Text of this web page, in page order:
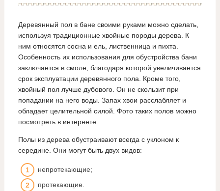
Деревянный пол в бане своими руками можно сделать,
используя традиционные хвойные породы дерева. К
ним относятся сосна и ель, лиственница и пихта.
Особенность их использования для обустройства бани
заключается в смоле, благодаря которой увеличивается
срок эксплуатации деревянного пола. Кроме того,
хвойный пол лучше дубового. Он не скользит при
попадании на него воды. Запах хвои расслабляет и
обладает целительной силой. Фото таких полов можно
посмотреть в интернете.
Полы из дерева обустраивают всегда с уклоном к
середине. Они могут быть двух видов:
непротекающие;
протекающие.